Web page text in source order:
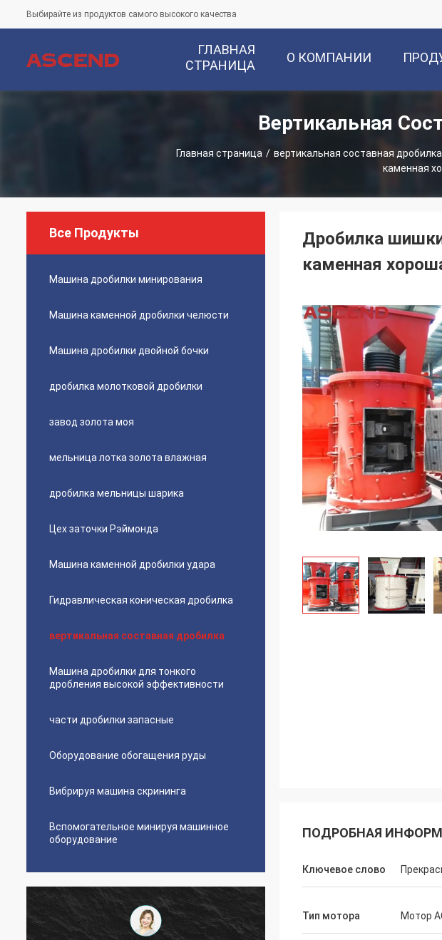
Выбирайте из продуктов самого высокого качества
ГЛАВНАЯ
СТРАНИЦА
О КОМПАНИИ
Вертикальная
Главная страница / вертикальная составная дробилка
каменная
Все Продукты
Машина дробилки минирования
Машина каменной дробилки челюсти
Машина дробилки двойной бочки
дробилка молотковой дробилки
завод золота моя
мельница лотка золота влажная
дробилка мельницы шарика
Цех заточки Рэймонда
Машина каменной дробилки удара
Гидравлическая коническая дробилка
вертикальная составная дробилка
Машина дробилки для тонкого
дробления высокой эффективности
части дробилки запасные
Оборудование обогащения руды
Вибрируя машина скрининга
Вспомогательное минируя машинное
оборудование
Дробилка шишки
каменная
ПОДРОБНАЯ
Ключевое слово
Тип мотора Мотор